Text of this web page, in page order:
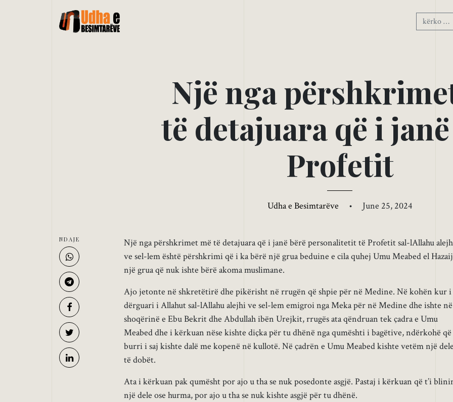
Një ngapërshkrime
të detajuara që i janë
Profetit
Udha e Besimtarëve • June 25, 2024
Një nga përshkrimet më të detajuara që i janë bërë personalitetit të Profetit sal-lAllahu
ve sel-lem është përshkrimi që i ka bërë një grua beduine e cila quhej Umu Meabed el
një grua që nuk ishte bërë akoma muslimane.
Ajo jetonte në shkretëtirë dhe pikërisht në rrugën që shpie për në Medine. Në kohën kur i
dërguari i Allahut sal-lAllahu alejhi ve sel-lem emigroi nga Meka për në Medine dhe ishte në
shoqërinë e Ebu Bekrit dhe Abdullah ibën Urejkit, rrugës ata qëndruan tek çadra e Umu
Meabed dhe i kërkuan nëse kishte diçka për tu dhënë nga qumështi i bagëtive, ndërkohë që
burri i saj kishte dalë me kopenë në kullotë. Në çadrën e Umu Meabed kishte vetëm një dele
të dobët.
Ata i kërkuan pak qumësht por ajo u tha se nuk posedonte asgjë. Pastaj i kërkuan që t’i
një dele ose hurma, por ajo u tha se nuk kishte asgjë për tu dhënë.
NDAJE